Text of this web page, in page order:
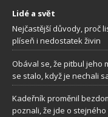
Lidé a svět
Nejčastější důvody, proč
plíseň i nedostatek živin
Obával se, že pitbul jeho
se stalo, když je nechali
Kadeřník proměnil
poznali, že jde o stejného